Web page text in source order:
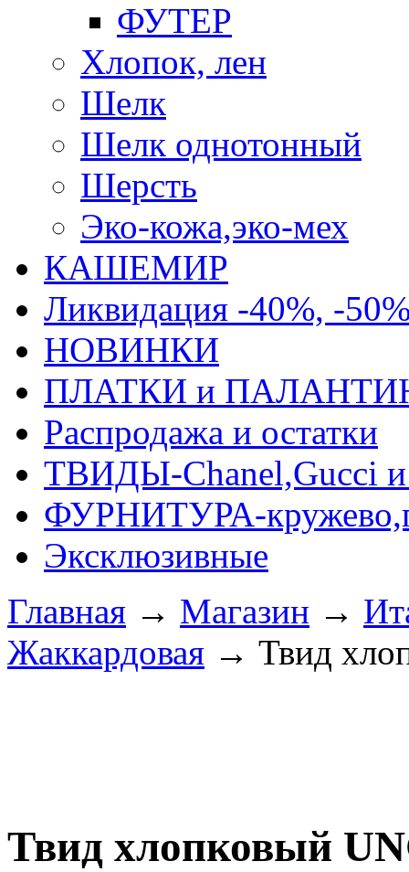
ФУТЕР
Хлопок, лен
Шелк
Шелк однотонный
Шерсть
Эко-кожа,эко-мех
КАШЕМИР
Ликвидация -40%, -
НОВИНКИ
ПЛАТКИ и
Распродажа и остатки
ТВИДЫ-Сhanel,Gucci и
ФУРНИТУРА-
Эксклюзивные
Главная → Магазин →
Жаккардовая → Твид
Твид хлопковый